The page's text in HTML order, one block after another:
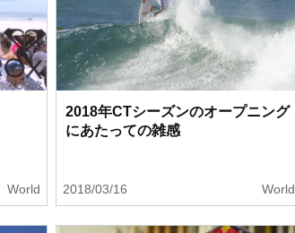
World
2018年CTシーズンのオープニング
にあたっての雑感
2018/03/16 World